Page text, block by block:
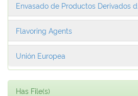
Envasado de Productos Derivados d...
Flavoring Agents
Unión Europea
Has File(s)